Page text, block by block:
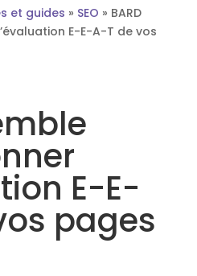
et guides » SEO » BARD
E-E-A-T de vos
E-E-
pages